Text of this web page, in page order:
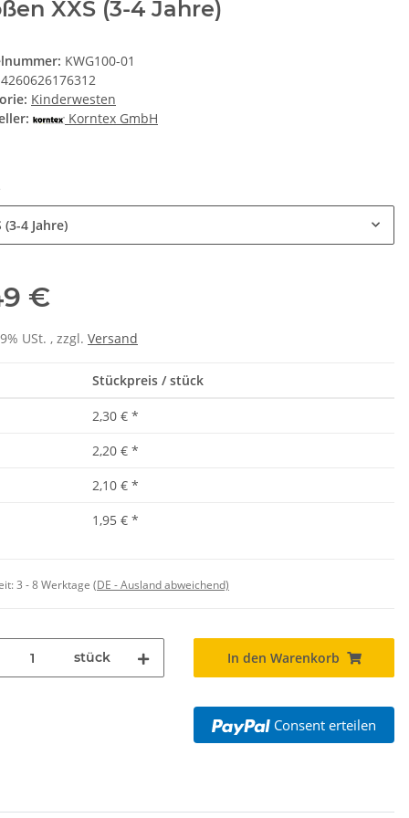
XXS (3-4 Jahre)
KWG100-01
4260626176312
Kinderwesten
Korntex GmbH
(3-4 Jahre)
€
USt. , zzgl. Versand
Stückpreis / stück
2,30 € *
2,20 € *
2,10 € *
1,95 € *
3 - 8 Werktage (DE - Ausland abweichend)
stück In den Warenkorb
Consent erteilen